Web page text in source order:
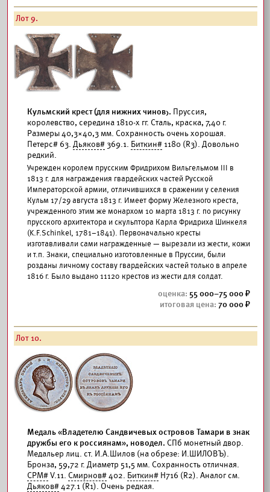
Лот 9.
Кульмский крест (для нижних чинов). Пруссия,
королевство, середина 1810-х гг. Сталь, краска, 7,40 г.
Размеры 40,3×40,3 мм. Сохранность очень хорошая.
Петерс# 63. Дьяков#369.1. Биткин# 1180 (R3). Довольно
редкий.
Учрежден королем прусским Фридрихом Вильгельмом III в
1813 г. для награждения гвардейских частей Русской
Императорской армии, отличившихся в сражении у селения
Кульм 17/29 августа 1813 г. Имеет форму Железного креста,
учрежденного этим же монархом 10 марта 1813 г. по рисунку
прусского архитектора и скульптора Карла Фридриха Шинкеля
(K.F.Schinkel, 1781–1841). Первоначально кресты
изготавливали сами награжденные — вырезали из жести, кожи
и т.п. Знаки, специально изготовленные в Пруссии, были
розданы личному составу гвардейских частей только в апреле
1816 г. Было выдано 11120 крестов из жести для солдат.
55 000–75 000
70 000
Лот 10.
Медаль «Владетелю Сандвичевых островов Тамари в знак
дружбы его к россиянам», новодел. СПб монетный двор.
Медальер лиц. ст. И.А.Шилов (на обрезе: И.ШИЛОВЪ).
Бронза, 59,72 г. Диаметр 51,5 мм. Сохранность отличная.
СРМ#V.11. Смирнов#402. Биткин# Н716 (R2). Аналог см.
Дьяков#427.1 (R1). Очень редкая.